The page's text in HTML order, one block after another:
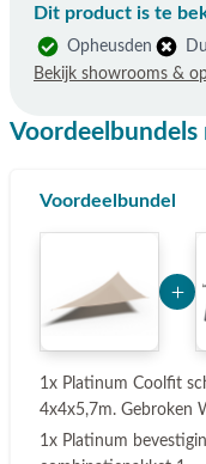
Dit product is te
Opheusden
Bekijk showrooms &
Voordeelbundel
1x Platinum Coolfit
4x4x5,7m. Gebroken
1x Platinum